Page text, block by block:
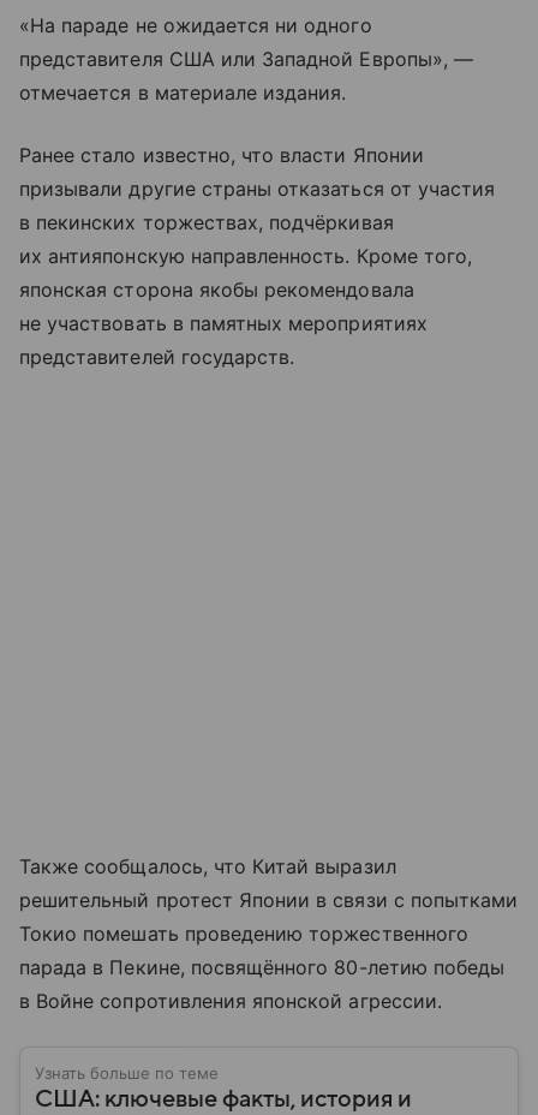
«На параде не ожидается ни одного
представителя США или Западной Европы», —
отмечается в материале издания.
Ранее стало известно, что власти Японии
призывали другие страны отказаться от участия
в пекинских торжествах, подчёркивая
их антияпонскую направленность. Кроме того,
японская сторона якобы рекомендовала
не участвовать в памятных мероприятиях
представителей государств.
Также сообщалось, что Китай выразил
решительный протест Японии в связи с попытками
Токио помешать проведению торжественного
парада в Пекине, посвящённого 80-летию победы
в Войне сопротивления японской агрессии.
Узнать больше по теме
США: ключевые факты, история и